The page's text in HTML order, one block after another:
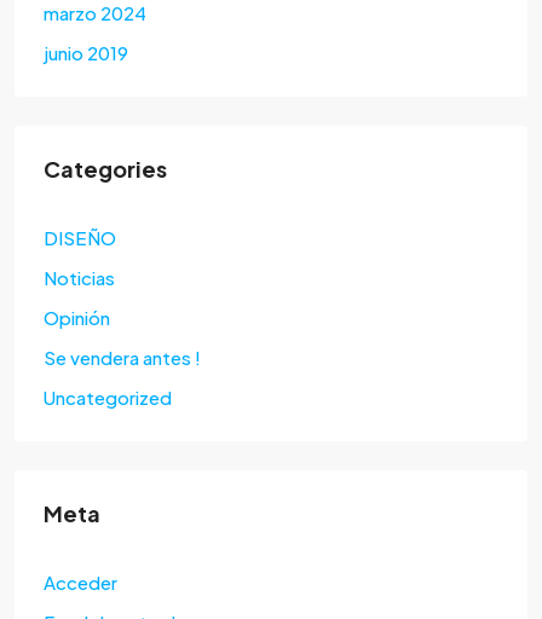
marzo 2024
junio 2019
Categories
DISEÑO
Noticias
Opinión
Se vendera antes !
Uncategorized
Meta
Acceder